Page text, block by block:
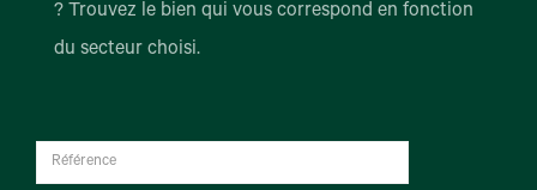
? Trouvez le bien qui vous correspond en fonction
du secteur choisi.